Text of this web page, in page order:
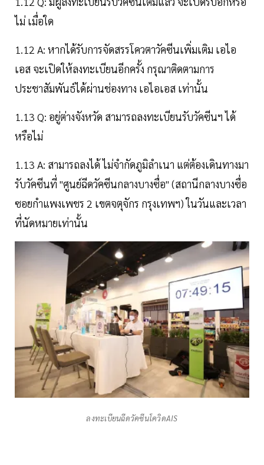
ไม่ เมื่อใด
1.12 A: หากได้รับการจัดสรรโควตาวัคซีนเพิ่มเติม เอไอ
เอส จะเปิดให้ลงทะเบียนอีกครั้ง กรุณาติดตามการ
ประชาสัมพันธ์ได้ผ่านช่องทาง เอไอเอส เท่านั้น
1.13 Q: อยู่ต่างจังหวัด สามารถลงทะเบียนรับวัคซีนฯ ได้
หรือไม่
1.13 A: สามารถลงได้ ไม่จำกัดภูมิลำเนา แต่ต้องเดินทางมา
รับวัคซีนที่ "ศูนย์ฉีดวัคซีนกลางบางซื่อ" (สถานีกลางบางซื่อ
ซอยกำแพงเพชร 2 เขตจตุจักร กรุงเทพฯ) ในวันและเวลา
ที่นัดหมายเท่านั้น
ลงทะเบียนฉีดวัคซีนโควิดAIS